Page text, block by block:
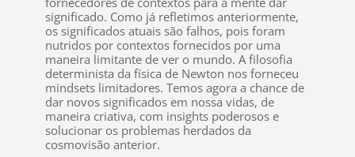
significado. Como já refletimos anteriormente,
os significados atuais são falhos, pois foram
nutridos por contextos fornecidos por uma
maneira limitante de ver o mundo. A filosofia
determinista da física de Newton nos forneceu
mindsets limitadores. Temos agora a chance de
dar novos significados em nossa vidas, de
maneira criativa, com insights poderosos e
solucionar os problemas herdados da
cosmovisão anterior.